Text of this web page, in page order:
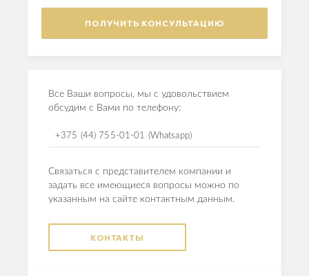
Все Ваши вопросы, мы с удовольствием
обсудим с Вами по телефону:
+375 (44) 755-01-01 (Whatsapp)
Связаться с представителем компании и
задать все имеющиеся вопросы можно по
указанным на сайте контактным данным.
КОНТАКТЫ